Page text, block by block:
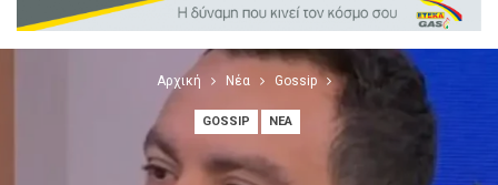
Αρχική Νέα Gossip
GOSSIP ΝΈΑ